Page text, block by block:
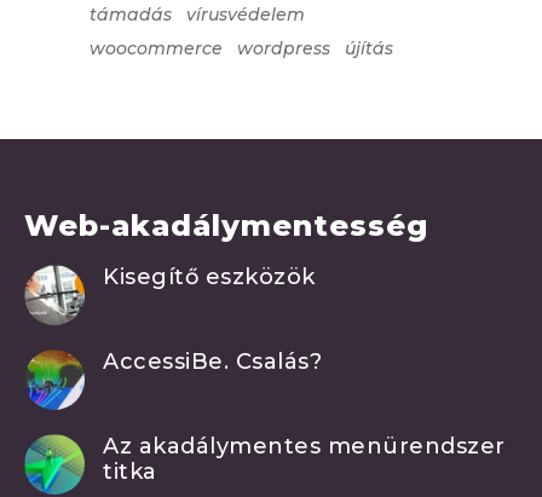
támadás
vírusvédelem
woocommerce
wordpress újítás
Web-akadálymentesség
Kisegítő eszközök
AccessiBe. Csalás?
Az akadálymentes menürendszer
titka